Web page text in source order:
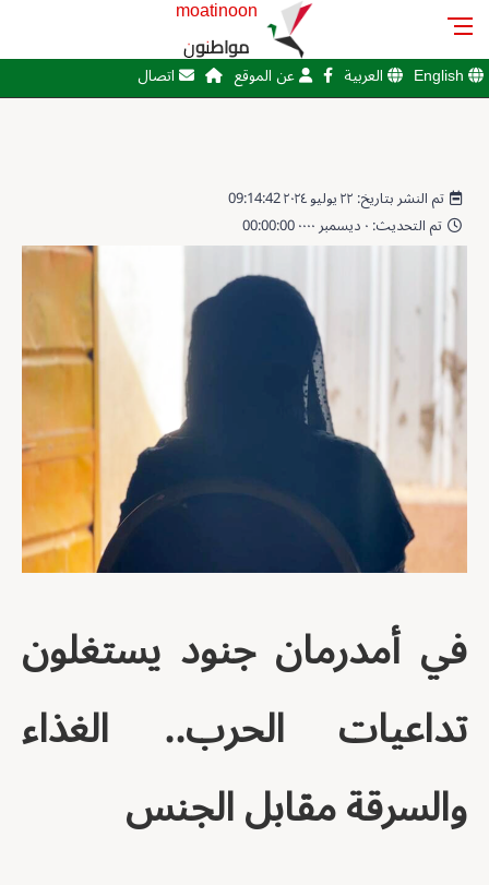
moatinoon
مواطنون
English العربية عن الموقع اتصال
تم النشر بتاريخ: ٢٢ يوليو ٢٠٢٤ 09:14:42
تم التحديث: ٠ ديسمبر ٠٠٠٠ 00:00:00
في أمدرمان جنود يستغلون
تداعيات الحرب.. الغذاء
والسرقة مقابل الجنس